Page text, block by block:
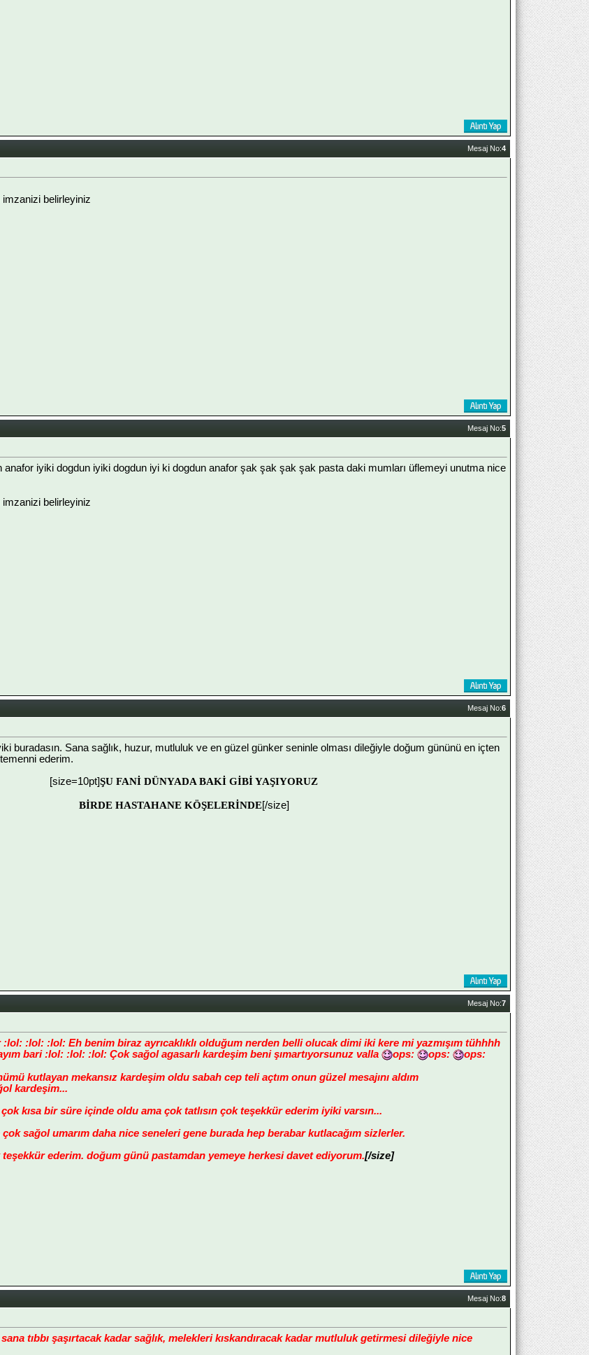
Mesaj No:4
belirleyiniz
Mesaj No:5
anafor iyiki dogdun iyiki dogdun iyi ki dogdun anafor şak şak şak şak pasta daki mumları üflemeyi unutma nice
belirleyiniz
Mesaj No:6
buradasın. Sana sağlık, huzur, mutluluk ve en güzel günker seninle olması dileğiyle doğum gününü en içten
ederim.
[size=10pt]ŞU FANİ DÜNYADA BAKİ GİBİ YAŞIYORUZ
BİRDE HASTAHANE KÖŞELERİNDE[/size]
Mesaj No:7
:lol: :lol: Eh benim biraz ayrıcaklıklı olduğum nerden belli olucak dimi iki kere mi yazmışım tühhhh
bari :lol: :lol: :lol: Çok sağol agasarlı kardeşim beni şımartıyorsunuz valla
ops: ops: ops:
kutlayan mekansız kardeşim oldu sabah cep teli açtım onun güzel mesajını aldım
kardeşim...
kısa bir süre içinde oldu ama çok tatlısın çok teşekkür ederim iyiki varsın...
sağol umarım daha nice seneleri gene burada hep berabar kutlacağım sizlerler.
ederim. doğum günü pastamdan yemeye herkesi davet ediyorum.[/size]
Mesaj No:8
tıbbı şaşırtacak kadar sağlık, melekleri kıskandıracak kadar mutluluk getirmesi dileğiyle nice